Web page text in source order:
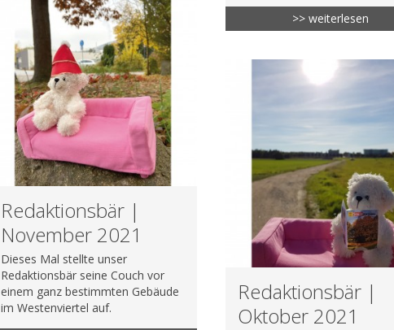
>> weiterlesen
Redaktionsbär |
November 2021
Dieses Mal stellte unser
Redaktionsbär seine Couch vor
einem ganz bestimmten Gebäude
im Westenviertel auf.
Redaktionsbär |
Oktober 2021